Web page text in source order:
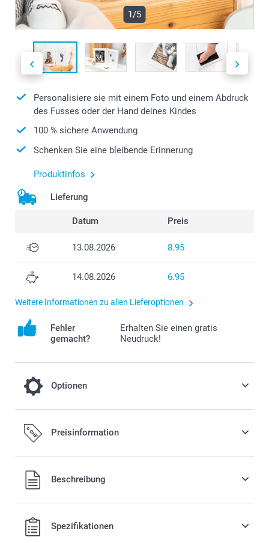
1/5
Personalisiere sie mit einem Foto und einem Abdruck
des Fusses oder der Hand deines Kindes
100 % sichere Anwendung
Schenken Sie eine bleibende Erinnerung
Produktinfos
Lieferung
Datum Preis
13.08.2026 8.95
14.08.2026 6.95
Weitere Informationen zu allen Lieferoptionen
Fehler
gemacht?
Erhalten Sie einen gratis
Neudruck!
Optionen
Fügen Sie Ihrer Bestellung eine Miffy
Spardose hinzu
19.95/Stück
Ideal für jedes Kinderzimmer als praktische Dekoration
Leicht zu reinigen, aus staubabweisendem, bruchfestem
Preisinformation
Alle Preise verstehen sich in Schweizer Franken (CHF) inkl.
MwSt. und zzgl. Versandkosten.
Beschreibung
Spezifikationen